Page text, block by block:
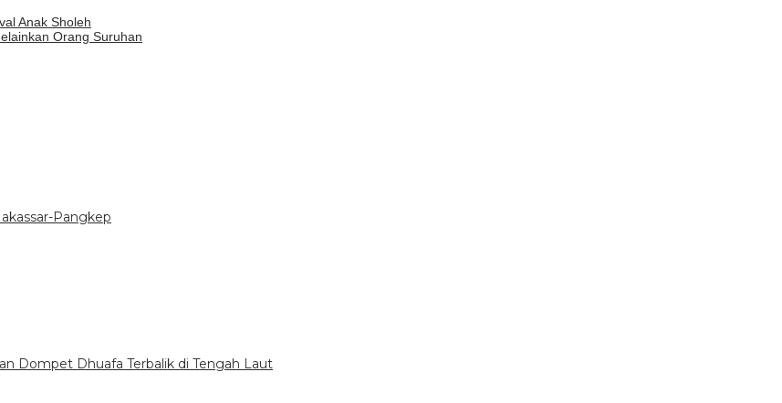
Anak Sholeh
Orang Suruhan
Pangkep
Dompet Dhuafa Terbalik di Tengah Laut